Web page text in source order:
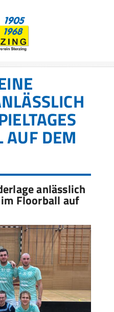
AUF DEM
anlässlich
Floorball auf